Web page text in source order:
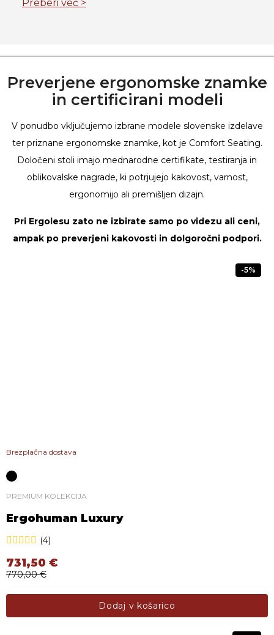
Preberi več >
Preverjene ergonomske znamke
in certificirani modeli
V ponudbo vključujemo izbrane modele slovenske izdelave
ter priznane ergonomske znamke, kot je Comfort Seating.
Določeni stoli imajo mednarodne certifikate, testiranja in
oblikovalske nagrade, ki potrjujejo kakovost, varnost,
ergonomijo ali premišljen dizajn.
Pri Ergolesu zato ne izbirate samo po videzu ali ceni,
ampak po preverjeni kakovosti in dolgoročni podpori.
-5%
Brezplačna dostava
PREMIUM KOLEKCIJA
Ergohuman Luxury
(4)
770,00€
731,50 €
Dodaj v košarico